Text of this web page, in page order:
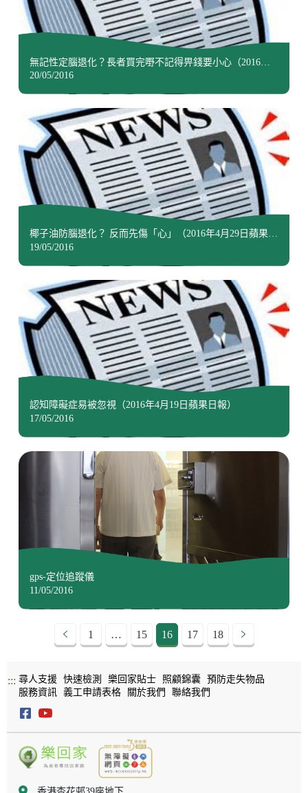
無記性定腦退化？長者買完嘢不記得畀錢要小心（2016年4
月26日蘋果日報）
20/05/2016
椰子油防腦退化？ 反而先傷「心」（2016年4月29日蘋果日
報）
19/05/2016
認知障礙症易被忽視（2016年4月19日蘋果日報）
17/05/2016
gps-定位追蹤儀
11/05/2016
1 … 15 16 17 18
::: 尋人支援 快速檢測 樂回家貼士 照顧錦囊
預防走失物品
服務資訊
義工申請表格 關於我們 聯絡我們